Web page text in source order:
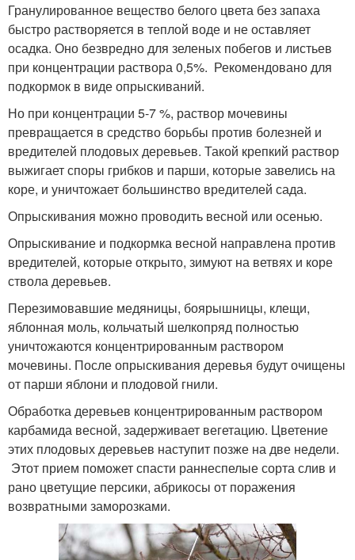
Гранулированное вещество белого цвета без запаха
быстро растворяется в теплой воде и не оставляет
осадка. Оно безвредно для зеленых побегов и листьев
при концентрации раствора 0,5%. Рекомендовано для
подкормок в виде опрыскиваний.
Но при концентрации 5-7 %, раствор мочевины
превращается в средство борьбы против болезней и
вредителей плодовых деревьев. Такой крепкий раствор
выжигает споры грибков и парши, которые завелись на
коре, и уничтожает большинство вредителей сада.
Опрыскивания можно проводить весной или осенью.
Опрыскивание и подкормка весной направлена против
вредителей, которые открыто, зимуют на ветвях и коре
ствола деревьев.
Перезимовавшие медяницы, боярышницы, клещи,
яблонная моль, кольчатый шелкопряд полностью
уничтожаются концентрированным раствором
мочевины. После опрыскивания деревья будут очищены
от парши яблони и плодовой гнили.
Обработка деревьев концентрированным раствором
карбамида весной, задерживает вегетацию. Цветение
этих плодовых деревьев наступит позже на две недели.
Этот прием поможет спасти раннеспелые сорта слив и
рано цветущие персики, абрикосы от поражения
возвратными заморозками.